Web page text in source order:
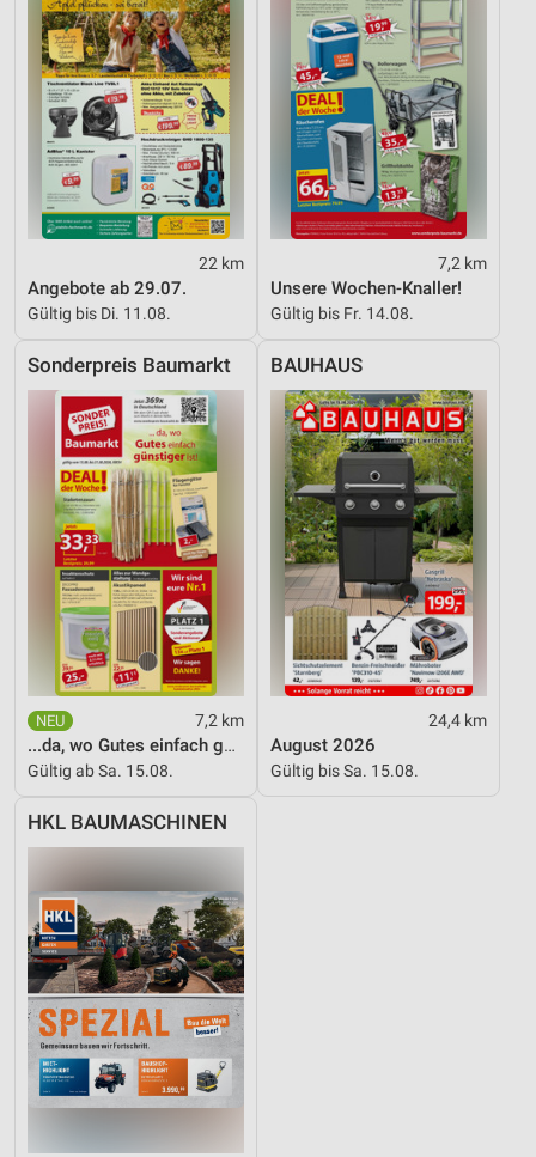
22 km
Angebote ab 29.07.
Gültig bis Di. 11.08.
7,2 km
Unsere Wochen-Knaller!
Gültig bis Fr. 14.08.
Sonderpreis Baumarkt
7,2 km
...da, wo Gutes einfach günstiger ist!
Gültig ab Sa. 15.08.
BAUHAUS
24,4 km
August 2026
Gültig bis Sa. 15.08.
HKL BAUMASCHINEN